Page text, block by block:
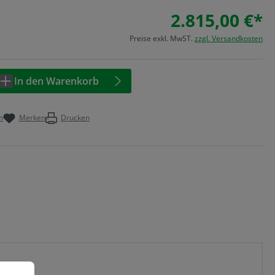
2.815,00 €*
Preise exkl. MwST. zzgl. Versandkosten
Geben Sie den gewünschten
In den Warenkorb
Merken Drucken